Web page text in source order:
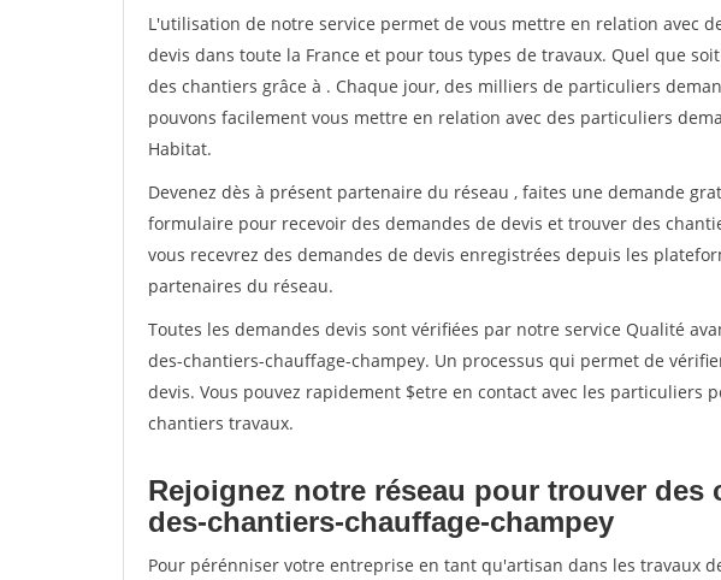
L'utilisation de notre service permet de vous mettre en relation avec
devis dans toute la France et pour tous types de travaux. Quel que
des chantiers grâce à . Chaque jour, des milliers de particuliers
pouvons facilement vous mettre en relation avec des particuliers
Habitat.
Devenez dès à présent partenaire du réseau , faites une demande
formulaire pour recevoir des demandes de devis et trouver des
vous recevrez des demandes de devis enregistrées depuis les
partenaires du réseau.
Toutes les demandes devis sont vérifiées par notre service Qualité
des-chantiers-chauffage-champey. Un processus qui permet de
devis. Vous pouvez rapidement $etre en contact avec les particuliers
chantiers travaux.
Rejoignez notre réseau pour trouver des
des-chantiers-chauffage-champey
Pour pérénniser votre entreprise en tant qu'artisan dans les travaux